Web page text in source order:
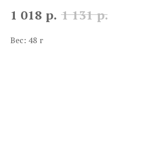
1 018 р. 1 131 р.
Вес: 48 г